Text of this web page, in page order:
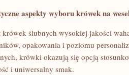
aspekty wyboru krówek na
krówek ślubnych wysokiej jakości
opakowania i poziomu
krówki okazują się opcją
i uniwersalny smak.